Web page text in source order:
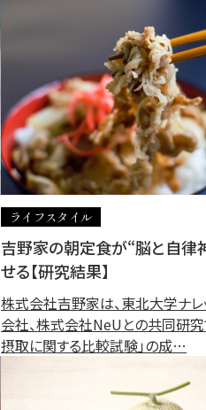
ライフスタイル
吉野家の朝定食が“脳と自律
せる【研究結果】
株式会社吉野家は、東北大学ナレ
会社、株式会社NeUとの共同研
摂取に関する比較試験」の成…